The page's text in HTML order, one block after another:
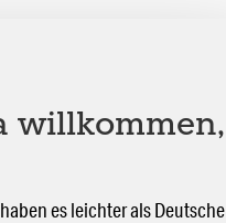
willkommen,
es leichter als Deutsche